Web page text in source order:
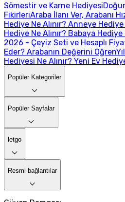
Sömestir ve Karne Hediyesi
FikirleriAraba İlanı Ver, Arabanı
Hediye Ne Alınır? Anneye
Hediye Ne Alınır? Babaya
2026 - Çeyiz Seti ve Hesaplı
Eder? Arabanın Değerini Öğren
Hediyesi Ne Alınır? Yeni Ev
Popüler Kategoriler
Popüler Sayfalar
letgo
Resmi bağlantılar